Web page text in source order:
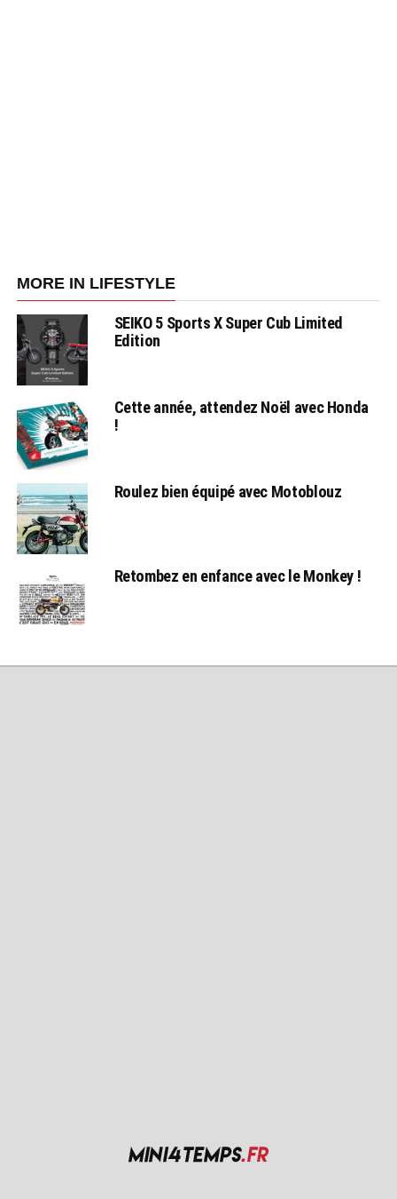
MORE IN LIFESTYLE
SEIKO 5 Sports X Super Cub Limited
Edition
Cette année, attendez Noël avec Honda
!
Roulez bien équipé avec Motoblouz
Retombez en enfance avec le Monkey !